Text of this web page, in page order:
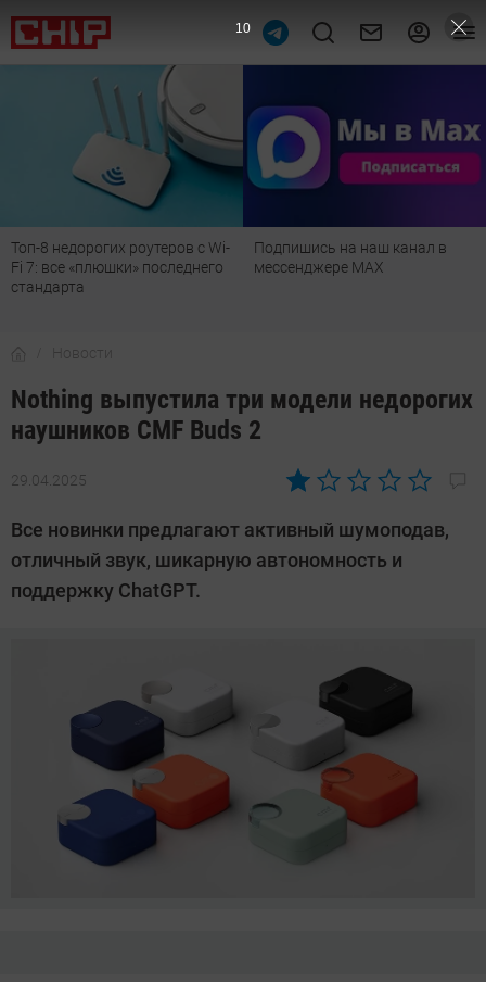
Топ-8 недорогих роутеров с Wi-
Fi 7: все «плюшки» последнего
стандарта
Подпишись на наш канал в
мессенджере МАХ
Новости
Nothing выпустила три модели недорогих
наушников CMF Buds 2
29.04.2025
Автор:
Довлатова
Все новинки предлагают активный шумоподав,
отличный звук, шикарную автономность и
поддержку ChatGPT.
9